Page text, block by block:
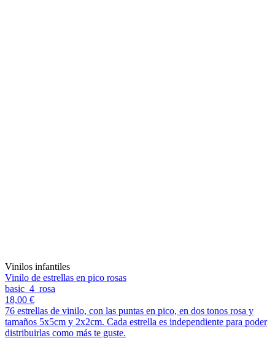
Vinilos infantiles
Vinilo de estrellas en pico rosas
basic_4_rosa
18,00 €
76 estrellas de vinilo, con las puntas en pico, en dos tonos rosa y
tamaños 5x5cm y 2x2cm. Cada estrella es independiente para poder
distribuirlas como más te guste.